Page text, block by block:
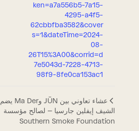
ken=a7a556b5-7a15-
4295-a4f5-
62cbbfba3582&cover
s=1&dateTime=2024-
08-
26T15%3A00&corrid=d
7e5043d-7228-4713-
98f9-8fe0ca153ac1
عشاء تعاوني بين JŪN وMa Der يضم
الشيف إيفلين جارسيا – لصالح مؤسسة
Southern Smoke Foundation